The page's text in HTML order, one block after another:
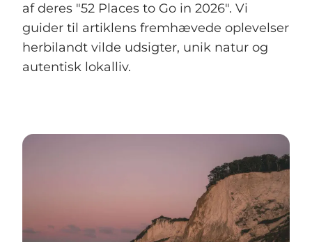
af deres "52 Places to Go in 2026". Vi
guider til artiklens fremhævede oplevelser
herbilandt vilde udsigter, unik natur og
autentisk lokalliv.